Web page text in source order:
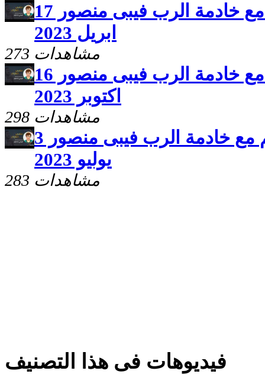
برنامج سلامى اعطيكم مع خادمة الرب فيبى منصور 17
ابريل 2023
273 مشاهدات
برنامج سلامى اعطيكم مع خادمة الرب فيبى منصور 16
اكتوبر 2023
298 مشاهدات
برنامج سلامى اعطيكم مع خادمة الرب فيبى منصور 3
يوليو 2023
283 مشاهدات
فيديوهات فى هذا التصنيف